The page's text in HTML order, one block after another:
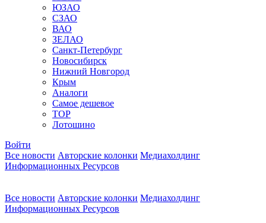
ЮЗАО
СЗАО
ВАО
ЗЕЛАО
Санкт-Петербург
Новосибирск
Нижний Новгород
Крым
Аналоги
Самое дешевое
TOP
Лотошино
Войти
Все новости Авторские колонки Медиахолдинг
Информационных Ресурсов
Все новости Авторские колонки Медиахолдинг
Информационных Ресурсов